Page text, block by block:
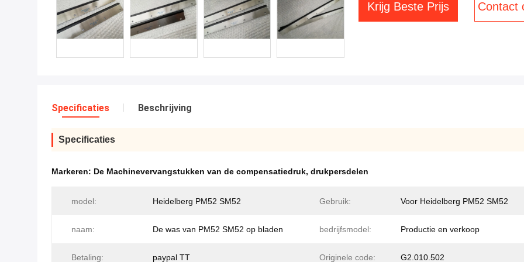
Krijg Beste Prijs Contact
Specificaties Beschrijving
Specificaties
Markeren: De Machinevervangstukken van de compensatiedruk, drukpersdelen
model: Heidelberg PM52 SM52 Gebruik: Voor Heidelberg PM52 SM52
naam: De was van PM52 SM52 op bladen bedrijfsmodel: Productie en verkoop
Betaling: paypal TT Originele code: G2.010.502